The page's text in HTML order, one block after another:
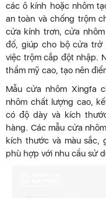
các ô kính hoặc nhôm
an toàn và chống trộm
cửa kính trơn, cửa
đố, giúp cho bộ cửa trở
việc trộm cắp đột nhập.
thẩm mỹ cao, tạo nên
Mẫu cửa nhôm Xingfa
nhôm chất lượng cao,
có độ dày và kích
hàng. Các mẫu cửa
kích thước và màu sắc,
phù hợp với nhu cầu sử